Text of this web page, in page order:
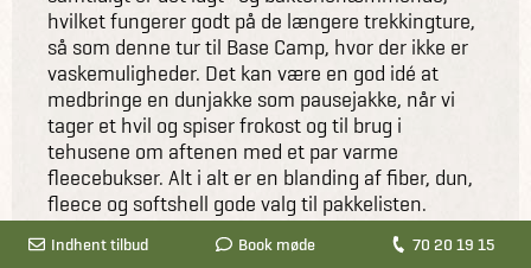
Indhent tilbud Book møde 70 20 19 15
Indhent tilbud Book møde 70 20 19 15
hvilket fungerer godt på de længere trekkingture,
så som denne tur til Base Camp, hvor der ikke er
vaskemuligheder. Det kan være en god idé at
medbringe en dunjakke som pausejakke, når vi
tager et hvil og spiser frokost og til brug i
tehusene om aftenen med et par varme
fleecebukser. Alt i alt er en blanding af fiber, dun,
fleece og softshell gode valg til pakkelisten.
Medbring 3-4 vandresokker i uld – og handsker,
buff og hue.